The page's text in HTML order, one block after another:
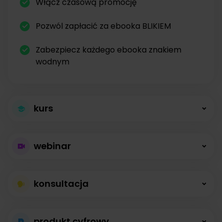
Pozwól zapłacić za ebooka BLIKIEM
Zabezpiecz każdego ebooka znakiem
wodnym
kurs
kursów
Kursy online z modułami, lekcjami, nagraniami i
opisami dostępne od zaraz.
webinar
bez limitów
konsultacja